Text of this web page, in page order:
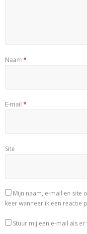
Naam *
E-mail *
Site
Mijn naam, e-mail en site
keer wanneer ik een reactie
Stuur mij een e-mail als